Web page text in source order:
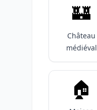
🏰
Château
médiéval
🏠️